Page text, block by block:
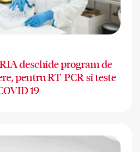
deschide program de
pentru RT-PCR si teste
19